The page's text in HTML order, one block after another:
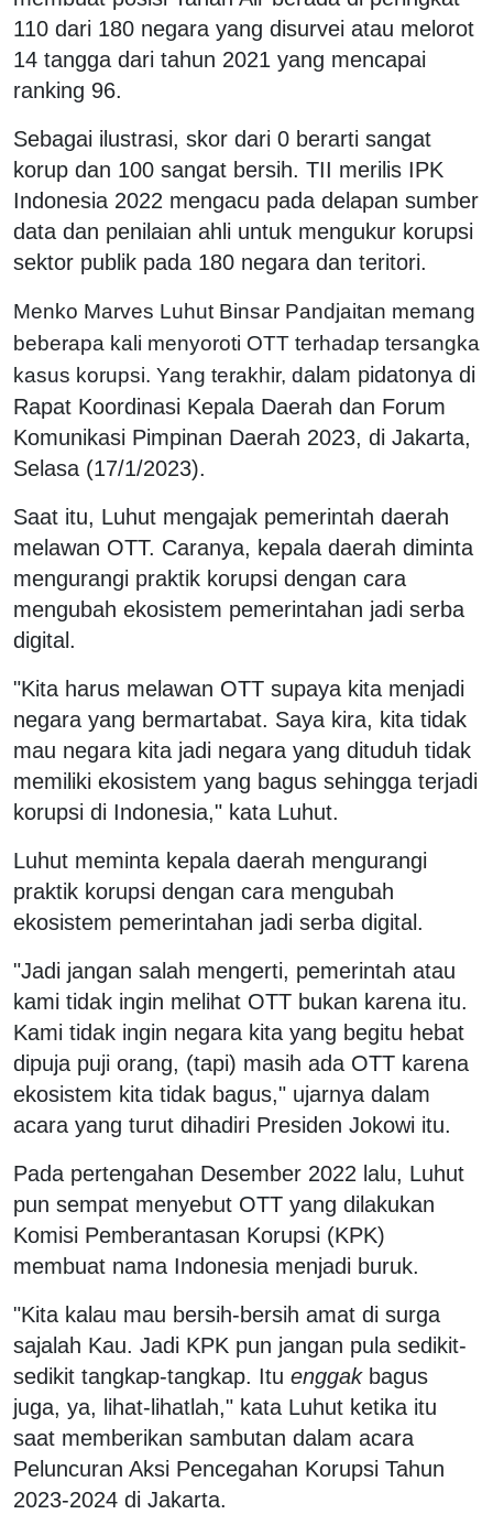
110 dari 180 negara yang disurvei atau melorot
14 tangga dari tahun 2021 yang mencapai
ranking 96.
Sebagai ilustrasi, skor dari 0 berarti sangat
korup dan 100 sangat bersih. TII merilis IPK
Indonesia 2022 mengacu pada delapan sumber
data dan penilaian ahli untuk mengukur korupsi
sektor publik pada 180 negara dan teritori.
Menko Marves Luhut Binsar Pandjaitan memang
beberapa kali menyoroti OTT terhadap tersangka
kasus korupsi. Yang terakhir, dalam pidatonya di
Rapat Koordinasi Kepala Daerah dan Forum
Komunikasi Pimpinan Daerah 2023, di Jakarta,
Selasa (17/1/2023).
Saat itu, Luhut mengajak pemerintah daerah
melawan OTT. Caranya, kepala daerah diminta
mengurangi praktik korupsi dengan cara
mengubah ekosistem pemerintahan jadi serba
digital.
"Kita harus melawan OTT supaya kita menjadi
negara yang bermartabat. Saya kira, kita tidak
mau negara kita jadi negara yang dituduh tidak
memiliki ekosistem yang bagus sehingga terjadi
korupsi di Indonesia," kata Luhut.
Luhut meminta kepala daerah mengurangi
praktik korupsi dengan cara mengubah
ekosistem pemerintahan jadi serba digital.
"Jadi jangan salah mengerti, pemerintah atau
kami tidak ingin melihat OTT bukan karena itu.
Kami tidak ingin negara kita yang begitu hebat
dipuja puji orang, (tapi) masih ada OTT karena
ekosistem kita tidak bagus," ujarnya dalam
acara yang turut dihadiri Presiden Jokowi itu.
Pada pertengahan Desember 2022 lalu, Luhut
pun sempat menyebut OTT yang dilakukan
Komisi Pemberantasan Korupsi (KPK)
membuat nama Indonesia menjadi buruk.
"Kita kalau mau bersih-bersih amat di surga
sajalah Kau. Jadi KPK pun jangan pula sedikit-
sedikit tangkap-tangkap. Itu enggakbagus
juga, ya, lihat-lihatlah," kata Luhut ketika itu
saat memberikan sambutan dalam acara
Peluncuran Aksi Pencegahan Korupsi Tahun
2023-2024 di Jakarta.